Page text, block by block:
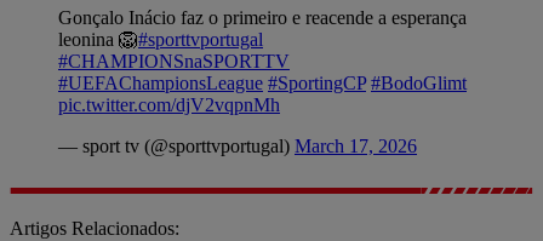
Gonçalo Inácio faz o primeiro e reacende a esperança
leonina 🦁#sporttvportugal
#CHAMPIONSnaSPORTTV
#UEFAChampionsLeague #SportingCP #BodoGlimt
pic.twitter.com/djV2vqpnMh
— sport tv (@sporttvportugal) March 17, 2026
Artigos Relacionados: